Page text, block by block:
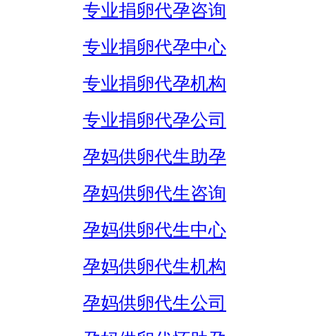
专业捐卵代孕咨询
专业捐卵代孕中心
专业捐卵代孕机构
专业捐卵代孕公司
孕妈供卵代生助孕
孕妈供卵代生咨询
孕妈供卵代生中心
孕妈供卵代生机构
孕妈供卵代生公司